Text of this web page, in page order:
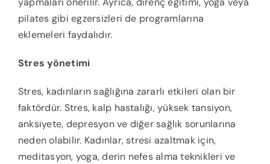
pilates gibi egzersizleri de programlarına
eklemeleri faydalıdır.
Stres yönetimi
Stres, kadınların sağlığına zararlı etkileri olan bir
faktördür. Stres, kalp hastalığı, yüksek tansiyon,
anksiyete, depresyon ve diğer sağlık sorunlarına
neden olabilir. Kadınlar, stresi azaltmak için,
meditasyon, yoga, derin nefes alma teknikleri ve